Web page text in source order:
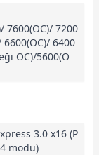
7600(OC)/ 7200
6600(OC)/ 6400
OC)/5600(O
3.0 x16 (P
modu)